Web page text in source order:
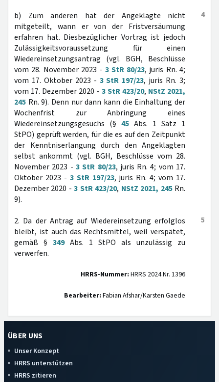
4
b) Zum anderen hat der Angeklagte nicht
mitgeteilt, wann er von der Fristversäumung
erfahren hat. Diesbezüglicher Vortrag ist jedoch
Zulässigkeitsvoraussetzung für einen
Wiedereinsetzungsantrag (vgl. BGH, Beschlüsse
vom 28. November 2023 - 3 StR 80/23, juris Rn. 4;
vom 17. Oktober 2023 - 3 StR 197/23, juris Rn. 3;
vom 17. Dezember 2020 - 3 StR 423/20, NStZ 2021,
245 Rn. 9). Denn nur dann kann die Einhaltung der
Wochenfrist zur Anbringung eines
Wiedereinsetzungsgesuchs (§ 45 Abs. 1 Satz 1
StPO) geprüft werden, für die es auf den Zeitpunkt
der Kenntniserlangung durch den Angeklagten
selbst ankommt (vgl. BGH, Beschlüsse vom 28.
November 2023 - 3 StR 80/23, juris Rn. 4; vom 17.
Oktober 2023 - 3 StR 197/23, juris Rn. 4; vom 17.
Dezember 2020 -3 StR 423/20, NStZ 2021, 245Rn.
9).
5
2. Da der Antrag auf Wiedereinsetzung erfolglos
bleibt, ist auch das Rechtsmittel, weil verspätet,
gemäß § 349Abs. 1 StPO als unzulässig zu
verwerfen.
HRRS-Nummer: HRRS 2024 Nr. 1396
Bearbeiter: Fabian Afshar/Karsten Gaede
ÜBER UNS
Unser Konzept
HRRS unterstützen
HRRS zitieren